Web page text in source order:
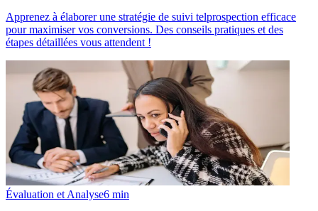
Apprenez à élaborer une stratégie de suivi telprospection efficace
pour maximiser vos conversions. Des conseils pratiques et des
étapes détaillées vous attendent !
Évaluation et Analyse6 min